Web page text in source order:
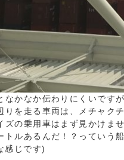
なかなか伝わりにくいですが
りを走る車両は、メチャク
ズの乗用車はまず見かけませ
トルあるんだ！？っていう
感じです)